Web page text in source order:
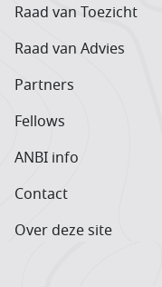
Raad van Toezicht
Raad van Advies
Partners
Fellows
ANBI info
Contact
Over deze site